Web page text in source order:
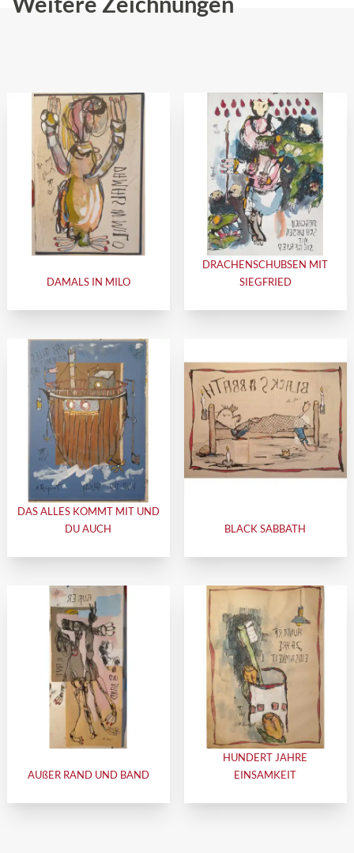
DAMALS IN MILO
DRACHENSCHUBSEN MIT
SIEGFRIED
DAS ALLES KOMMT MIT UND
DU AUCH
BLACK SABBATH
AUßER RAND UND BAND
HUNDERT JAHRE
EINSAMKEIT